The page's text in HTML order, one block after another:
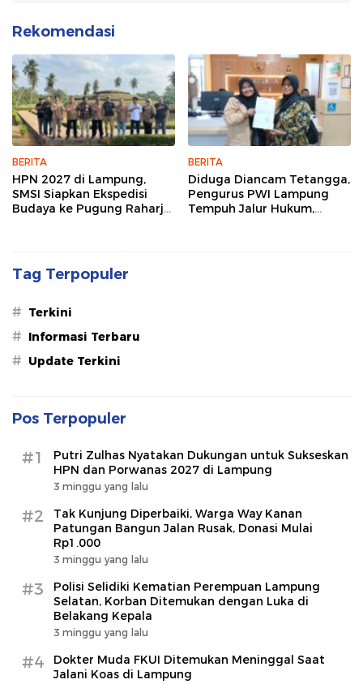
Rekomendasi
BERITA
HPN 2027 di Lampung,
SMSI Siapkan Ekspedisi
Budaya ke Pugung Raharjo
BERITA
Diduga Diancam Tetangga,
Pengurus PWI Lampung
Tempuh Jalur Hukum,
Tag Terpopuler
# Terkini
# Informasi Terbaru
# Update Terkini
Pos Terpopuler
#1
Putri Zulhas Nyatakan Dukungan untuk Sukseskan
HPN dan Porwanas 2027 di Lampung
3 minggu yang lalu
#2
Tak Kunjung Diperbaiki, Warga Way Kanan
Patungan Bangun Jalan Rusak, Donasi Mulai
Rp1.000
3 minggu yang lalu
#3
Polisi Selidiki Kematian Perempuan Lampung
Selatan, Korban Ditemukan dengan Luka di
Belakang Kepala
3 minggu yang lalu
#4
Dokter Muda FKUI Ditemukan Meninggal Saat
Jalani Koas di Lampung